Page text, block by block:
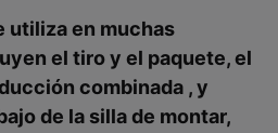
utiliza en muchas
el tiro y el paquete, el
combinada , y
de la silla de montar,